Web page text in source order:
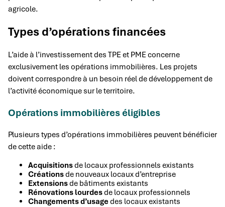
agricole.
Types d’opérations financées
L’aide à l’investissement des TPE et PME concerne
exclusivement les opérations immobilières. Les projets
doivent correspondre à un besoin réel de développement de
l’activité économique sur le territoire.
Opérations immobilières éligibles
Plusieurs types d’opérations immobilières peuvent bénéficier
de cette aide :
Acquisitionsde locaux professionnels existants
Créationsde nouveaux locaux d’entreprise
Extensionsde bâtiments existants
Rénovations lourdesde locaux professionnels
Changements d’usagedes locaux existants